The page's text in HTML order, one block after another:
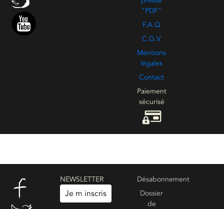
"PDF"
F.A.Q
C.G.V
Mentions
légales
Contact
Paiement
sécurisé
NEWSLETTER
Je m inscris
Désabonnement
Dossier
de